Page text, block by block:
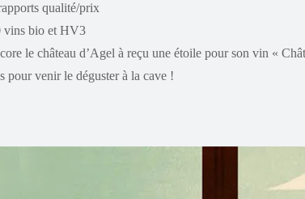
qualité/prix
vins bio et HV3
le château d’Agel à reçu une étoile pour son vin «
pour venir le déguster à la cave !